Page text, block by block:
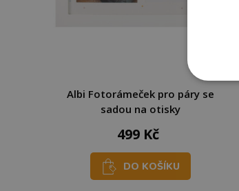
Albi Fotorámeček pro páry se
sadou na otisky
499 Kč
DO KOŠÍKU